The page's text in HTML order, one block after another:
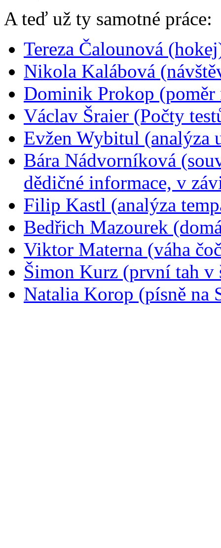
A teď už ty samotné práce:
Tereza Čalounová
Nikola Kalábová
Dominik Prokop (poměr
Václav Šraier (Počty
Evžen Wybitul (analýza
Bára Nádvorníková
dědičné informace, v
Filip Kastl (analýza
Bedřich Mazourek
Viktor Materna (váha
Šimon Kurz (první tah v
Natalia Korop (písně na